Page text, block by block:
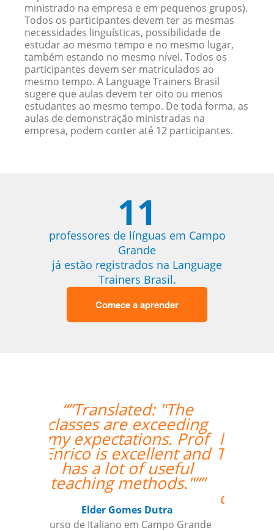
ministrado na empresa e em pequenos grupos).
Todos os participantes devem ter as mesmas
necessidades linguísticas, possibilidade de
estudar ao mesmo tempo e no mesmo lugar,
também estando no mesmo nível. Todos os
participantes devem ser matriculados ao
mesmo tempo. A Language Trainers Brasil
sugere que aulas devem ter oito ou menos
estudantes ao mesmo tempo. De toda forma, as
aulas de demonstração ministradas na
empresa, podem conter até 12 participantes.
11
professores de línguas em Campo
Grande
já estão registrados na Language
Trainers Brasil.
Comece a aprender
“”I took 40 hours of
Brazilian Portuguese
lessons with Language
Trainers in Manaus. My
teacher was a delight
and gave me lots of
constructive feedback.
Recommended. ””